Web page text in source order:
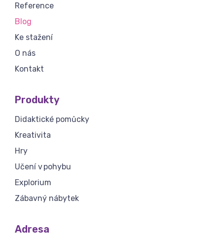
Reference
Blog
Ke stažení
O nás
Kontakt
Produkty
Didaktické pomůcky
Kreativita
Hry
Učení v pohybu
Explorium
Zábavný nábytek
Adresa